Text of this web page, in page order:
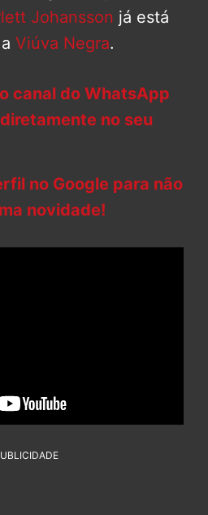
Johansson já está
Viúva Negra.
canal do WhatsApp
no seu
no Google para não
novidade!